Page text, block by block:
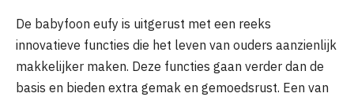
De babyfoon eufy is uitgerust met een reeks
innovatieve functies die het leven van ouders aanzienlijk
makkelijker maken. Deze functies gaan verder dan de
basis en bieden extra gemak en gemoedsrust. Een van